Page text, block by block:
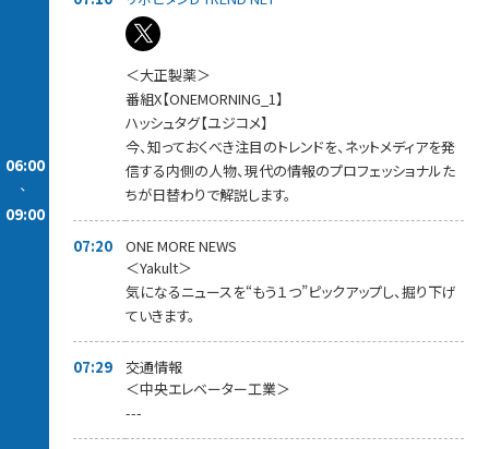
06:00
-
09:00
＜大正製薬＞
番組X【ONEMORNING_1】
ハッシュタグ【ユジコメ】
今、知っておくべき注目のトレンドを、ネットメディアを発
信する内側の人物、現代の情報のプロフェッショナルた
ちが日替わりで解説します。
07:20
ONE MORE NEWS
＜Yakult＞
気になるニュースを“もう１つ”ピックアップし、掘り下げ
ていきます。
07:29
交通情報
＜中央エレベーター工業＞
---